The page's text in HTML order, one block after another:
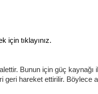
için tıklayınız.
Bunun için güç kaynağı
hareket ettirilir. Böylece